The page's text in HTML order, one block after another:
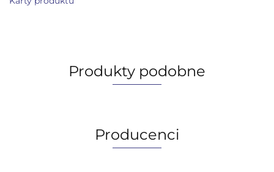
Produkty podobne
Producenci